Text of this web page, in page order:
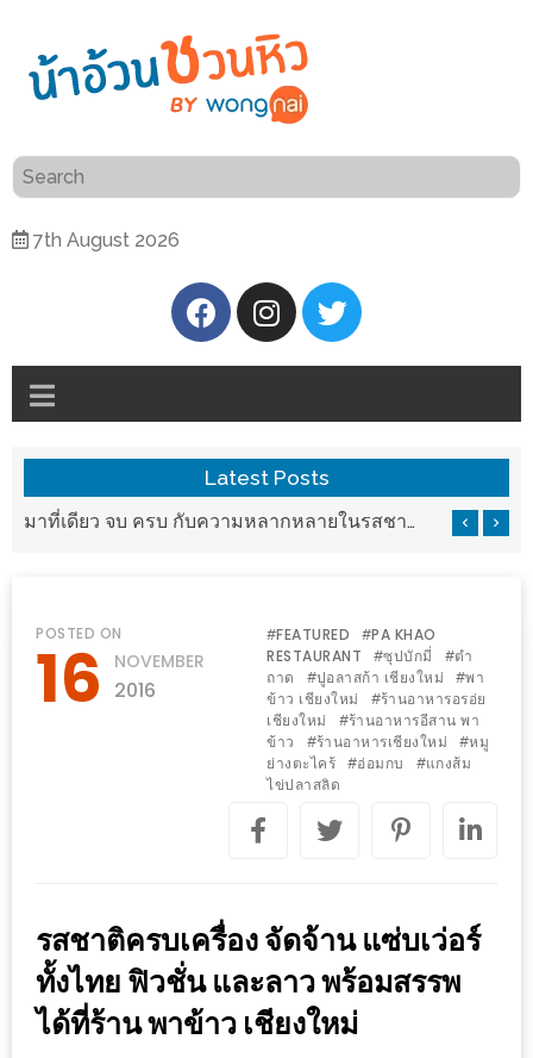
7th August 2026
แนะนำ
อ้วน
ความ
เป็น
ศิริ
ปัน
นาฯ
เชียงใหม่
เล่น
กัน
เดียว
ที่
ครบ
Latest Posts
มาที่เดียว จบ ครบ กับความหลากหลายในรสชาติที่นำมาจากทั่วเมืองจีนที่ HAN The Chinese Cuisine
POSTED ON
16 NOVEMBER
2016
#FEATURED #PA KHAO
RESTAURANT
#ซุปบักมี่ #ตำ
ถาด
#ปูอลาสก้า เชียงใหม่ #พา
ข้าว เชียงใหม่
#ร้านอาหารอรอ่ย
เชียงใหม่
#ร้านอาหารอีสาน พา
ข้าว
#ร้านอาหารเชียงใหม่ #หมู
ย่างตะไคร้
#อ่อมกบ #แกงส้ม
ไข่ปลาสลิด
รสชาติครบเครื่อง จัดจ้าน แซ่บเว่อร์
ทั้งไทย ฟิวชั่น และลาว พร้อมสรรพ
ได้ที่ร้าน พาข้าว เชียงใหม่